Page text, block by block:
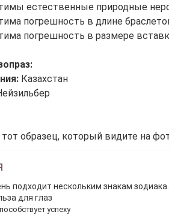
естественные природные
погрешность в длине
погрешность в размере
Казахстан
образец, который видите на
подходит нескольким знакам зодиака.
для глаз
успеху